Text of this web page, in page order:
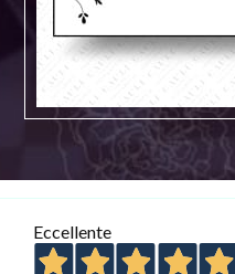
Eccellente